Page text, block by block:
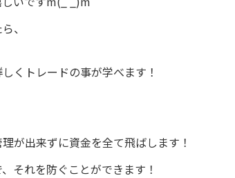
、
くトレードの事が学べます！
が出来ずに資金を全て飛ばします！
それを防ぐことができます！